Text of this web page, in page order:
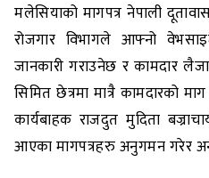
मलेसियाको मागपत्र नेपाली
रोजगार विभागले आफ्नो
जानकारी गराउनेछ र कामदार
सिमित छेत्रमा मात्रै कामदारको
कार्यबाहक राजदुत मुदिता
आएका मागपत्रहरु अनुगमन गरेर